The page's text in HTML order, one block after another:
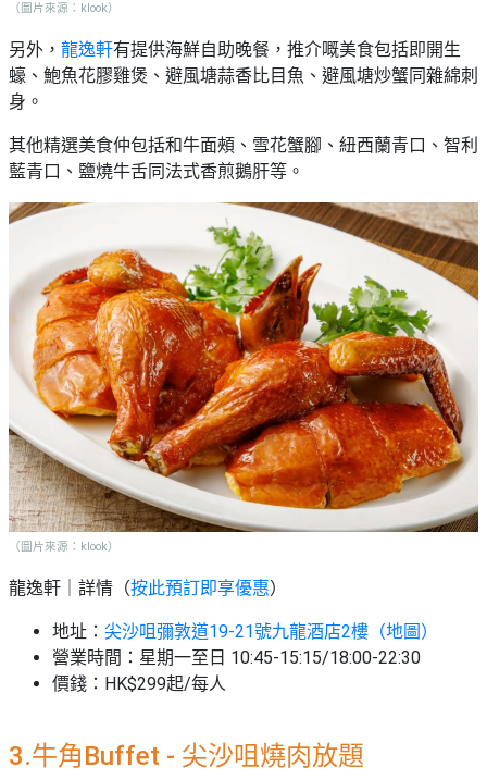
（圖片來源：klook）
另外， 龍逸軒有提供海鮮自助晚餐，推介嘅美食包括即開生
蠔、鮑魚花膠雞煲、避風塘蒜香比目魚、避風塘炒蟹同雜綿刺
身。
其他精選美食仲包括和牛面頰、雪花蟹腳、紐西蘭青口、智利
藍青口、鹽燒牛舌同法式香煎鵝肝等。
（圖片來源：klook）
龍逸軒｜詳情（按此預訂即享優惠）
地址： 尖沙咀彌敦道19-21號九龍酒店2樓（地圖）
營業時間：星期一至日 10:45-15:15/18:00-22:30
價錢：HK$299起/每人
3.牛角Buffet - 尖沙咀燒肉放題